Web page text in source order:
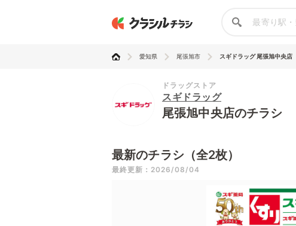
愛知県 尾張旭市 スギドラッグ 尾張旭中央店
ドラッグストア
スギドラッグ
尾張旭中央店のチラシ
最新のチラシ（全2枚）
最終更新：2026/08/04